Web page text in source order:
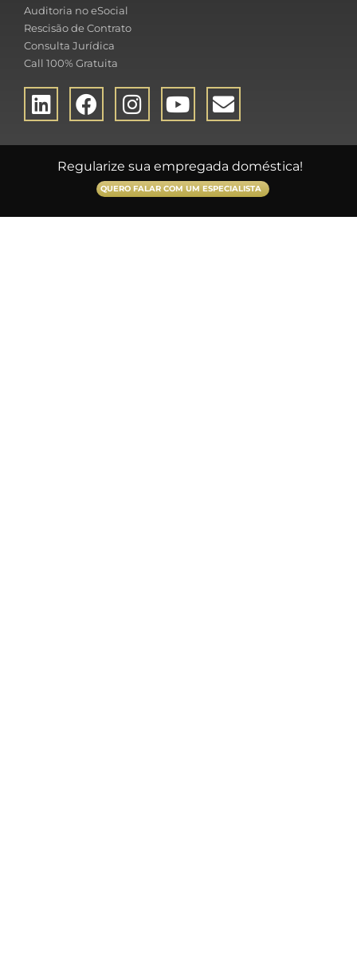
Auditoria no eSocial
Rescisão de Contrato
Consulta Jurídica
Call 100% Gratuita
Regularize sua empregada doméstica!
QUERO FALAR COM UM ESPECIALISTA